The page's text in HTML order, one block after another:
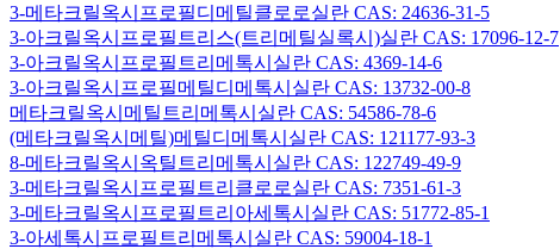
3-메타크릴옥시프로필디메틸클로로실란 CAS: 24636-31-5
3-아크릴옥시프로필트리스(트리메틸실록시)실란 CAS: 17096-12-7
3-아크릴옥시프로필트리메톡시실란 CAS: 4369-14-6
3-아크릴옥시프로필메틸디메톡시실란 CAS: 13732-00-8
메타크릴옥시메틸트리메톡시실란 CAS: 54586-78-6
(메타크릴옥시메틸)메틸디메톡시실란 CAS: 121177-93-3
8-메타크릴옥시옥틸트리메톡시실란 CAS: 122749-49-9
3-메타크릴옥시프로필트리클로로실란 CAS: 7351-61-3
3-메타크릴옥시프로필트리아세톡시실란 CAS: 51772-85-1
3-아세톡시프로필트리메톡시실란 CAS: 59004-18-1